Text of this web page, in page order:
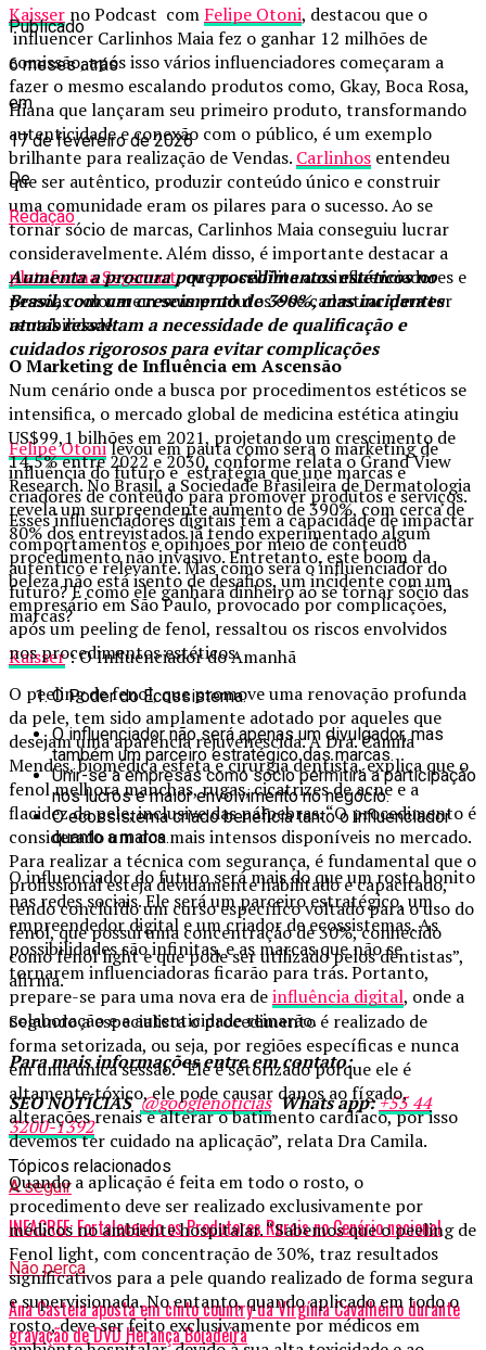
Kaisser no Podcast com Felipe Otoni, destacou que o
influencer Carlinhos Maia fez o ganhar 12 milhões de
comissão, após isso vários influenciadores começaram a
fazer o mesmo escalando produtos como, Gkay, Boca Rosa,
Hiana que lançaram seu primeiro produto, transformando
autenticidade e conexão com o público, é um exemplo
brilhante para realização de Vendas. Carlinhos entendeu
que ser autêntico, produzir conteúdo único e construir
uma comunidade eram os pilares para o sucesso. Ao se
tornar sócio de marcas, Carlinhos Maia conseguiu lucrar
consideravelmente. Além disso, é importante destacar a
plataforma Segsmart, que possibilita aos influenciadores e
pessoas colocarem seus produtos e se cadastrar para ter
rentabilidade
O Marketing de Influência em Ascensão
Felipe Otonilevou em pauta como sera o marketing de
influência do futuro e estratégia que une marcas e
criadores de conteúdo para promover produtos e serviços.
Esses influenciadores digitais têm a capacidade de impactar
comportamentos e opiniões por meio de conteúdo
autêntico e relevante. Mas como será o influenciador do
futuro? E como ele ganhará dinheiro ao se tornar sócio das
marcas?
Kaisser: O Influenciador do Amanhã
O Poder do Ecossistema:
O influenciador não será apenas um divulgador, mas
também um parceiro estratégico das marcas.
Unir-se a empresas como sócio permitirá a participação
nos lucros e maior envolvimento no negócio.
O ecossistema criado beneficia tanto o influenciador
quanto a marca.
O influenciador do futuro será mais do que um rosto bonito
nas redes sociais. Ele será um parceiro estratégico, um
empreendedor digital e um criador de ecossistemas. As
possibilidades são infinitas, e as marcas que não se
tornarem influenciadoras ficarão para trás. Portanto,
prepare-se para uma nova era deinfluência digital, onde a
colaboração e a autenticidade reinarão.
Para mais informações entre em contato:
SEO NOTÍCIAS@googlenoticiasWhats app:+55 44
3200-1392
Tópicos relacionados
A seguir
INEACREF: Fortalecendo os Produtores Rurais no Cenário nacional
Não perca
Ana Castela aposta em cinto country da Virgínia Cavalheiro durante
gravação de DVD Herança Boiadeira
Publicado
6 meses atrás
em
17 de fevereiro de 2026
De
Redação
Aumenta a procura por procedimentos estéticos no
Brasil, com um crescimento de 390%, mas incidentes
atuais ressaltam a necessidade de qualificação e
cuidados rigorosos para evitar complicações
Num cenário onde a busca por procedimentos estéticos se
intensifica, o mercado global de medicina estética atingiu
US$99,1 bilhões em 2021, projetando um crescimento de
14,5% entre 2022 e 2030, conforme relata o Grand View
Research. No Brasil, a Sociedade Brasileira de Dermatologia
revela um surpreendente aumento de 390%, com cerca de
80% dos entrevistados já tendo experimentado algum
procedimento não invasivo. Entretanto, este boom da
beleza não está isento de desafios, um incidente com um
empresário em São Paulo, provocado por complicações,
após um peeling de fenol, ressaltou os riscos envolvidos
nos procedimentos estéticos.
O peeling de fenol, que promove uma renovação profunda
da pele, tem sido amplamente adotado por aqueles que
desejam uma aparência rejuvenescida. A Dra. Camila
Mendes, biomédica esteta e cirurgiã dentista, explica que o
fenol melhora manchas, rugas, cicatrizes de acne e a
flacidez da pele, inclusive das pálpebras. “O procedimento é
considerado um dos mais intensos disponíveis no mercado.
Para realizar a técnica com segurança, é fundamental que o
profissional esteja devidamente habilitado e capacitado,
tendo concluído um curso específico voltado para o uso do
fenol, que possui uma concentração de 30%, conhecido
como fenol light e que pode ser utilizado pelos dentistas”,
afirma.
Segundo a especialista o procedimento é realizado de
forma setorizada, ou seja, por regiões específicas e nunca
em uma única sessão. “Ele é setorizado porque ele é
altamente tóxico, ele pode causar danos ao fígado,
alterações renais e alterar o batimento cardíaco, por isso
devemos ter cuidado na aplicação”, relata Dra Camila.
Quando a aplicação é feita em todo o rosto, o
procedimento deve ser realizado exclusivamente por
médicos no ambiente hospitalar. “Sabemos que o peeling de
Fenol light, com concentração de 30%, traz resultados
significativos para a pele quando realizado de forma segura
e supervisionada. No entanto, quando aplicado em todo o
rosto, deve ser feito exclusivamente por médicos em